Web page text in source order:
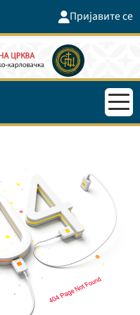
Пријавите се